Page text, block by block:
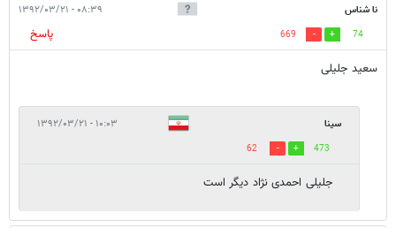
نا شناس ۰۸:۳۹ - ۱۳۹۲/۰۳/۲۱
74
669
پاسخ
سعید جلیلی
سینا ۱۰:۰۳ - ۱۳۹۲/۰۳/۲۱
473
62
جلیلی احمدی نژاد دیگر است